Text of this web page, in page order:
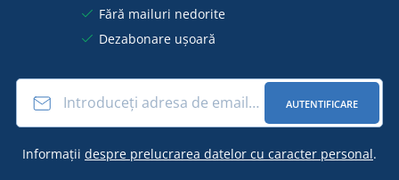
Fără mailuri nedorite
Dezabonare ușoară
AUTENTIFICARE
Informații despre prelucrarea datelor cu caracter personal.